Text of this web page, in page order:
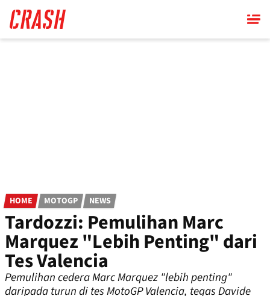
main
content
HOME MOTOGP NEWS
Tardozzi: Pemulihan Marc
Marquez "Lebih Penting" dari
Tes Valencia
Pemulihan cedera Marc Marquez "lebih penting"
daripada turun di tes MotoGP Valencia, tegas Davide